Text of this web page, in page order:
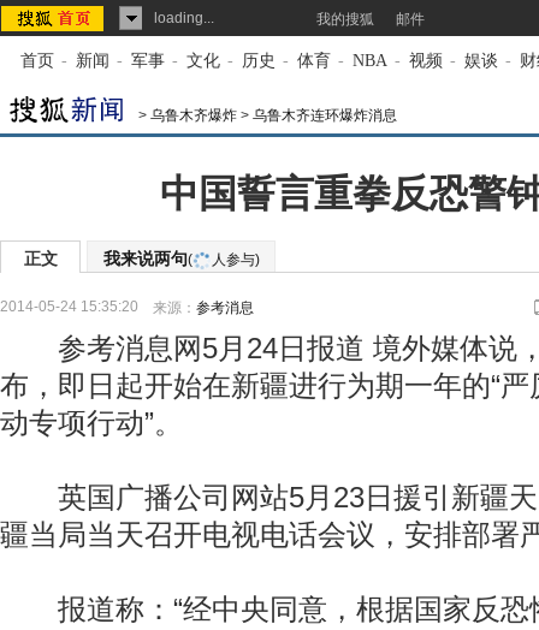
loading... 我的搜狐 邮件
首页 - 新闻 - 军事 - 文化 - 历史 - 体育 - NBA - 视频 - 娱谈 -
> 乌鲁木齐爆炸 > 乌鲁木齐连环爆炸消息
中国誓言重拳反恐警
正文 我来说两句( 人参与)
2014-05-24 15:35:20 来源： 参考消息
参考消息网5月24日报道 境外媒体说
布，即日起开始在新疆进行为期一年的“
动专项行动”。
英国广播公司网站5月23日援引新疆天
疆当局当天召开电视电话会议，安排部署
报道称：“经中央同意，根据国家反恐